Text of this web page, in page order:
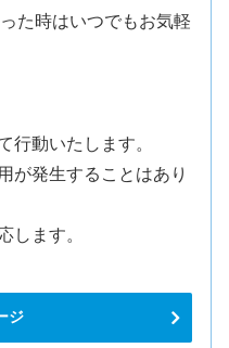
た時はいつでもお気軽
行動いたします。
が発生することはあり
します。
ジ